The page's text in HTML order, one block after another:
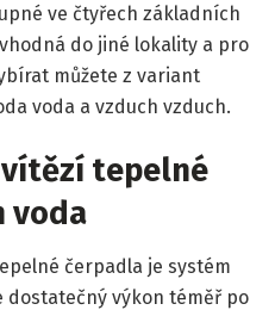
ve čtyřech základních
do jiné lokality a pro
můžete z variant
voda a vzduch vzduch.
tepelné
voda
čerpadla je systém
dostatečný výkon téměř po